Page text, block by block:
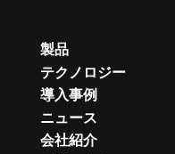
製品
テクノロジー
導入事例
ニュース
会社紹介